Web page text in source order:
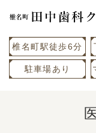
椎名町駅徒歩6分
駐車場あり